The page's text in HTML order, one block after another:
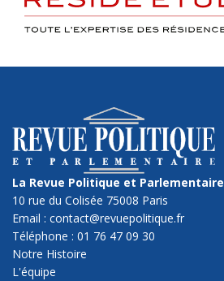
La Revue Politique et Parlementaire
10 rue du Colisée 75008 Paris
Email : contact@revuepolitique.fr
Téléphone : 01 76 47 09 30
Notre Histoire
L'équipe